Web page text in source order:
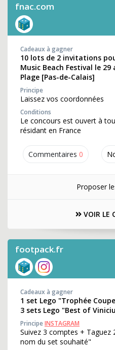
fnac.com
Commentaires 0
Cadeaux à gagner
10 lots de 2 invitations
Music Beach Festival le
Plage [Pas-de-Calais]
Principe
Laissez vos coordonnées
Conditions
Le concours est ouvert à
résidant en France
Proposer
VOIR LE
footpack.fr
Cadeaux à gagner
1 set Lego "Trophée
3 sets Lego "Best of
PrincipeINSTAGRAM
Suivez 3 comptes +
nom du set souhaité"